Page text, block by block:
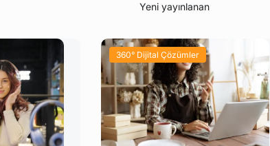
360° Dijital Çözümler